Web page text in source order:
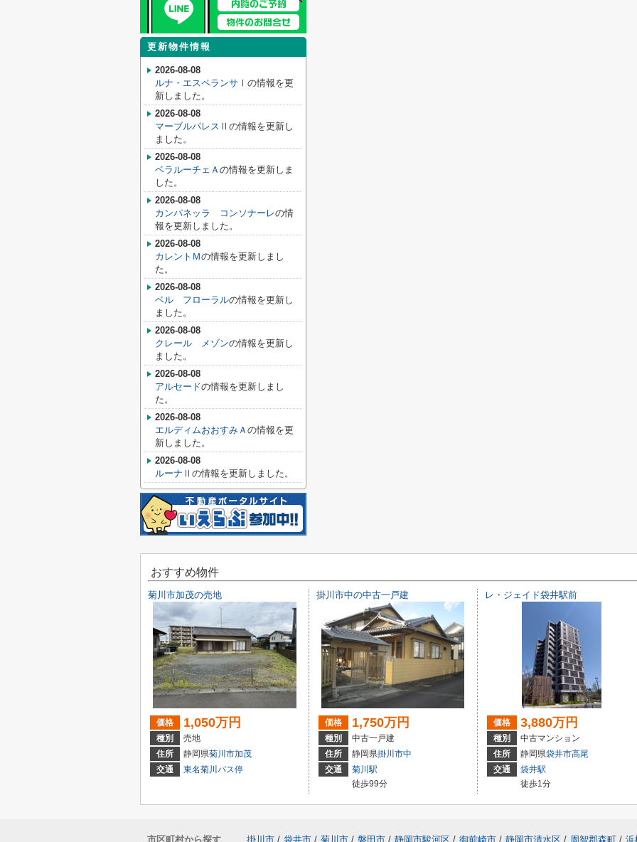
更新物件情報
2026-08-08
ルナ・エスペランサⅠ の情報を更
新しました。
2026-08-08
マーブルパレスⅡ の情報を更新し
ました。
2026-08-08
ベラルーチェＡ の情報を更新しま
した。
2026-08-08
カンパネッラ コンソナーレの情
報を更新しました。
2026-08-08
カレントＭの情報を更新しまし
た。
2026-08-08
ベル フローラルの情報を更新し
ました。
2026-08-08
クレール メゾンの情報を更新し
ました。
2026-08-08
アルセードの情報を更新しまし
た。
2026-08-08
エルディムおおすみＡ の情報を更
新しました。
2026-08-08
ルーナⅡ の情報を更新しました。
おすすめ物件
菊川市加茂の売地
価格 1,050万円
種別
売地
住所
静岡県菊川市加茂
交通
東名菊川バス停
掛川市中の中古一戸建
価格 1,750万円
種別
中古一戸建
住所
静岡県掛川市中
交通
菊川駅
徒歩99分
レ・ジェイド袋井駅前
価格 3,880万円
種別
中古マンション
住所
静岡県袋井市高尾
交通
袋井駅
徒歩1分
市区町村から探す 掛川市 / 袋井市 / 菊川市 / 磐田市 / 静岡市駿河区 / 御前崎市 / 静岡市清水区 / 周智郡森町 / 浜